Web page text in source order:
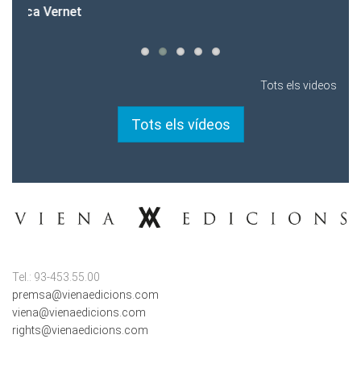
viena@vienaedicions.com
rights@vienaedicions.com